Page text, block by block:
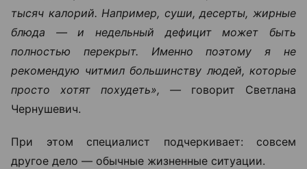
тысяч калорий. Например, суши, десерты, жирные
блюда — и недельный дефицит может быть
полностью перекрыт. Именно поэтому я не
рекомендую читмил большинству людей, которые
просто хотят похудеть», — говорит Светлана
Чернушевич.
При этом специалист подчеркивает: совсем
другое дело — обычные жизненные ситуации.